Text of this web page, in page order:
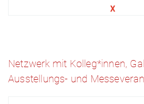
X
Netzwerk mit Kolleg*innen,
Ausstellungs- und